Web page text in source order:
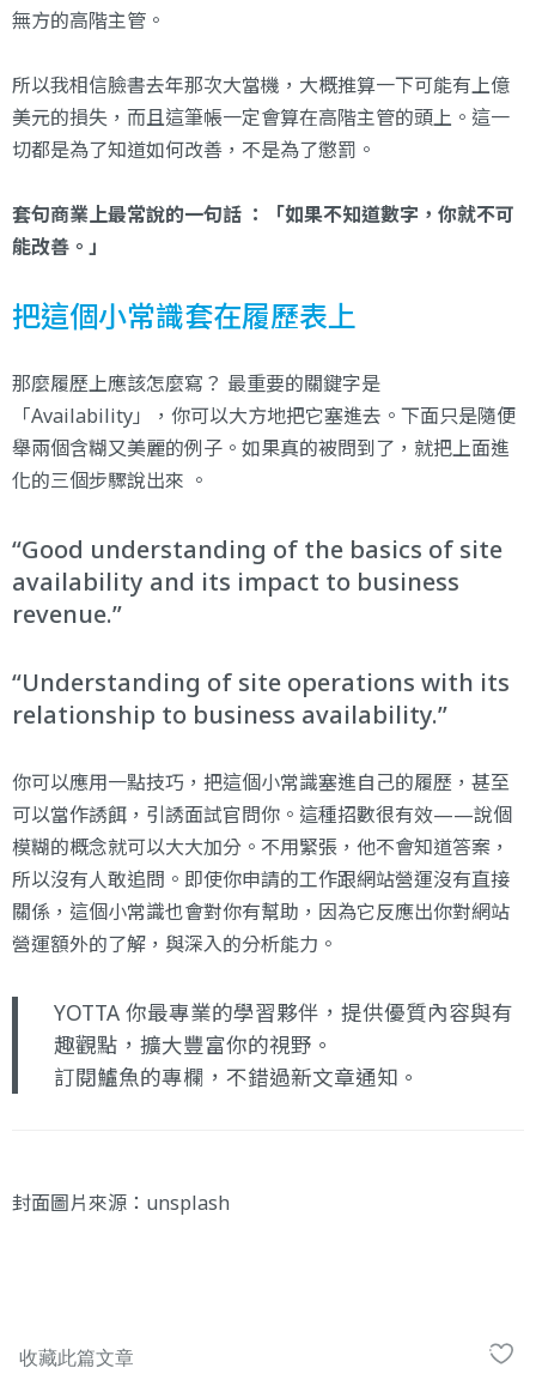
無方的高階主管。
所以我相信臉書去年那次大當機，大概推算一下可能有上億
美元的損失，而且這筆帳一定會算在高階主管的頭上。這一
切都是為了知道如何改善，不是為了懲罰。
套句商業上最常說的一句話 ：「如果不知道數字，你就不可
能改善。」
把這個小常識套在履歷表上
那麼履歷上應該怎麼寫？ 最重要的關鍵字是
「Availability」，你可以大方地把它塞進去。下面只是隨便
舉兩個含糊又美麗的例子。如果真的被問到了，就把上面進
化的三個步驟說出來 。
Good understanding of the basics of site
availability and its impact to business
revenue.
Understanding of site operations with its
relationship to business availability.
你可以應用一點技巧，把這個小常識塞進自己的履歷，甚至
可以當作誘餌，引誘面試官問你。這種招數很有效——說個
模糊的概念就可以大大加分。不用緊張，他不會知道答案，
所以沒有人敢追問。即使你申請的工作跟網站營運沒有直接
關係，這個小常識也會對你有幫助，因為它反應出你對網站
營運額外的了解，與深入的分析能力。
YOTTA 你最專業的學習夥伴，提供優質內容與有
趣觀點，擴大豐富你的視野。
訂閱鱸魚的專欄 ，不錯過新文章通知。
封面圖片來源： unsplash